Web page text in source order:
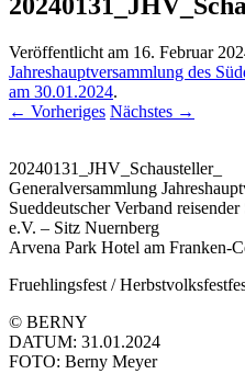
Veröffentlicht am 16. Februar
Jahreshauptversammlung des
am 30.01.2024.
← Vorheriges Nächstes →
20240131_JHV_Schausteller_
Generalversammlung
Sueddeutscher Verband
e.V. – Sitz Nuernberg
Arvena Park Hotel am Franken-
Fruehlingsfest /
© BERNY
DATUM: 31.01.2024
FOTO: Berny Meyer